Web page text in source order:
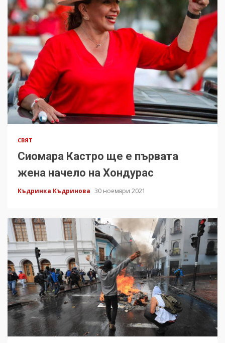
СВЯТ
Сиомара Кастро ще е първата
жена начело на Хондурас
Къдринка Къдринова 30 ноември 2021